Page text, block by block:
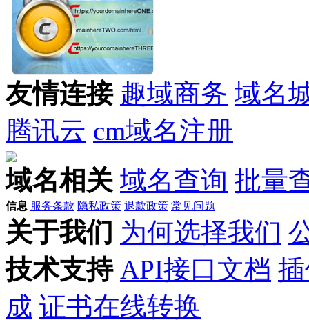
友情连接 趣域商务 域名
腾讯云 cm域名注册
域名相关 域名查询 批量
信息 服务条款 隐私政策 退款政策 常见问题
关于我们 为何选择我们
技术支持 API接口文档
成 证书在线转换